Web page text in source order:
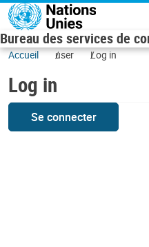
Skip to main content
Bureau des services de
Accueil user Log in
Log in
Se connecter